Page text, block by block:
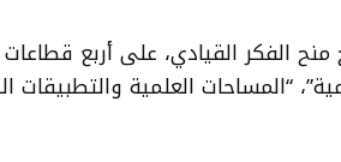
الفكر القيادي، على أربع قطاعات
“المساحات العلمية والتطبيقات